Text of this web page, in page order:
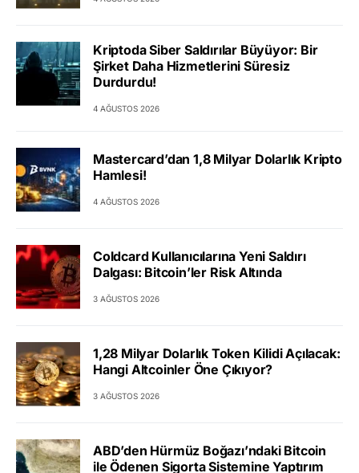
Kriptoda Siber Saldırılar Büyüyor: Bir
Şirket Daha Hizmetlerini Süresiz
Durdurdu!
4 AĞUSTOS 2026
Mastercard’dan 1,8 Milyar Dolarlık Kripto
Hamlesi!
4 AĞUSTOS 2026
Coldcard Kullanıcılarına Yeni Saldırı
Dalgası: Bitcoin’ler Risk Altında
3 AĞUSTOS 2026
1,28 Milyar Dolarlık Token Kilidi Açılacak:
Hangi Altcoinler Öne Çıkıyor?
3 AĞUSTOS 2026
ABD’den Hürmüz Boğazı’ndaki Bitcoin
ile Ödenen Sigorta Sistemine Yaptırım